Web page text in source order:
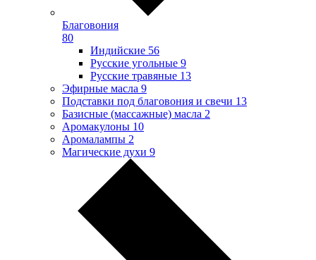
Благовония
80
Индийские 56
Русские угольные 9
Русские травяные 13
Эфирные масла 9
Подставки под благовония и свечи 13
Базисные (массажные) масла 2
Аромакулоны 10
Аромалампы 2
Магические духи 9